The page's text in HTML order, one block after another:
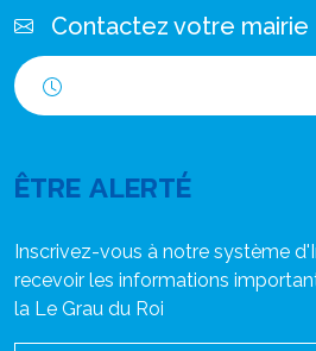
Contactez votre mairie
ÊTRE ALERTÉ
Inscrivez-vous à notre système
recevoir les informations
la Le Grau du Roi